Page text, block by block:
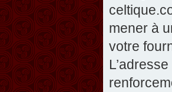
mener à
votre